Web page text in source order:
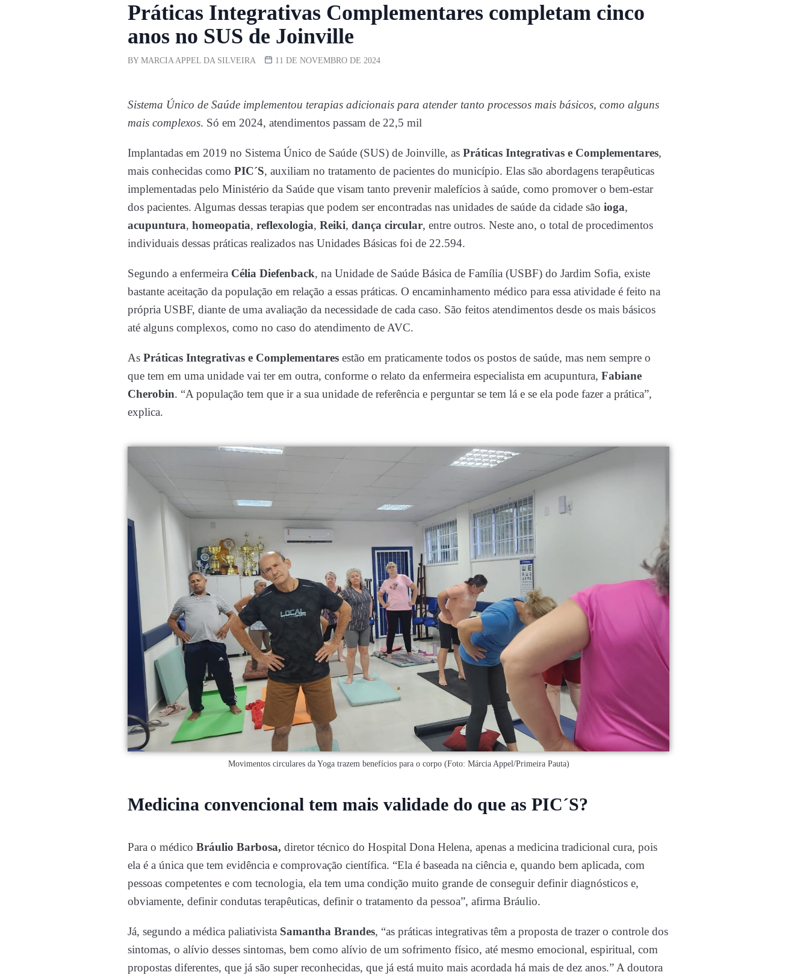
Práticas Integrativas Complementares completam cinco
anos no SUS de Joinville
BY MARCIA APPEL DA SILVEIRA 11 DE NOVEMBRO DE 2024
Sistema Único de Saúde implementou terapias adicionais para atender tanto processos mais básicos, como alguns
mais complexos. Só em 2024, atendimentos passam de 22,5 mil
Implantadas em 2019 no Sistema Único de Saúde (SUS) de Joinville, as Práticas Integrativas e Complementares,
mais conhecidas como PIC´S, auxiliam no tratamento de pacientes do município. Elas são abordagens terapêuticas
implementadas pelo Ministério da Saúde que visam tanto prevenir malefícios à saúde, como promover o bem-estar
dos pacientes. Algumas dessas terapias que podem ser encontradas nas unidades de saúde da cidade são ioga,
acupuntura, homeopatia, reflexologia, Reiki, dança circular, entre outros. Neste ano, o total de procedimentos
individuais dessas práticas realizados nas Unidades Básicas foi de 22.594.
Segundo a enfermeira Célia Diefenback, na Unidade de Saúde Básica de Família (USBF) do Jardim Sofia, existe
bastante aceitação da população em relação a essas práticas. O encaminhamento médico para essa atividade é feito na
própria USBF, diante de uma avaliação da necessidade de cada caso. São feitos atendimentos desde os mais básicos
até alguns complexos, como no caso do atendimento de AVC.
As Práticas Integrativas e Complementares estão em praticamente todos os postos de saúde, mas nem sempre o
que tem em uma unidade vai ter em outra, conforme o relato da enfermeira especialista em acupuntura, Fabiane
Cherobin. “A população tem que ir a sua unidade de referência e perguntar se tem lá e se ela pode fazer a prática”,
explica.
Movimentos circulares da Yoga trazem benefícios para o corpo (Foto: Márcia Appel/Primeira Pauta)
Medicina convencional tem mais validade do que as PIC´S?
Para o médico Bráulio Barbosa, diretor técnico do Hospital Dona Helena, apenas a medicina tradicional cura, pois
ela é a única que tem evidência e comprovação científica. “Ela é baseada na ciência e, quando bem aplicada, com
pessoas competentes e com tecnologia, ela tem uma condição muito grande de conseguir definir diagnósticos e,
obviamente, definir condutas terapêuticas, definir o tratamento da pessoa”, afirma Bráulio.
Já, segundo a médica paliativista Samantha Brandes, “as práticas integrativas têm a proposta de trazer o controle dos
sintomas, o alívio desses sintomas, bem como alívio de um sofrimento físico, até mesmo emocional, espiritual, com
propostas diferentes, que já são super reconhecidas, que já está muito mais acordada há mais de dez anos.” A doutora